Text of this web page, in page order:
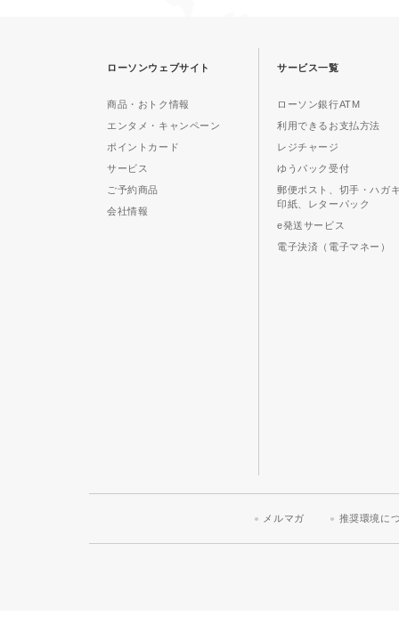
ローソンウェブサイト
商品・おトク情報
エンタメ・キャンペーン
ポイントカード
サービス
ご予約商品
会社情報
サービス一覧
ローソン銀行ATM
利用できるお支払方法
レジチャージ
ゆうパック受付
郵便ポスト、切手・ハガ
印紙、レターパック
e発送サービス
電子決済（電子マネー）
メルマガ 推奨環境に